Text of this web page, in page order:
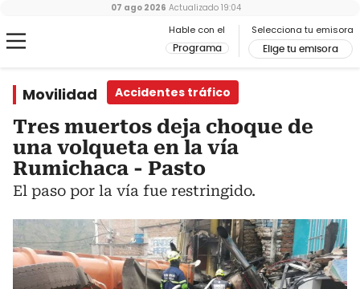
Hable con el
Programa
Selecciona tu emisora
Elige tu emisora
07 ago 2026 Actualizado 19:04
Movilidad Accidentes tráfico
Tres muertos deja choque de
una volqueta en la vía
Rumichaca - Pasto
El paso por la vía fue restringido.